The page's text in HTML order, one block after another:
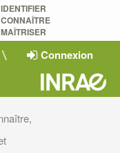
IDENTIFIER
CONNAÎTRE
MAÎTRISER
Connexion